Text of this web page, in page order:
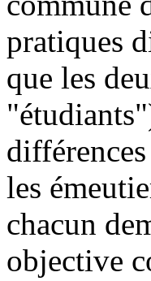
pratiques
que les
les
chacun
objective